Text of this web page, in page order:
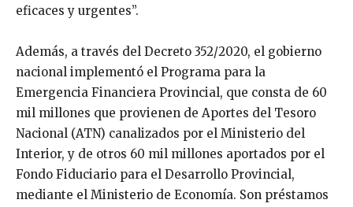
eficaces y urgentes”.
Además, a través del Decreto 352/2020, el gobierno
nacional implementó el Programa para la
Emergencia Financiera Provincial, que consta de 60
mil millones que provienen de Aportes del Tesoro
Nacional (ATN) canalizados por el Ministerio del
Interior, y de otros 60 mil millones aportados por el
Fondo Fiduciario para el Desarrollo Provincial,
mediante el Ministerio de Economía. Son préstamos